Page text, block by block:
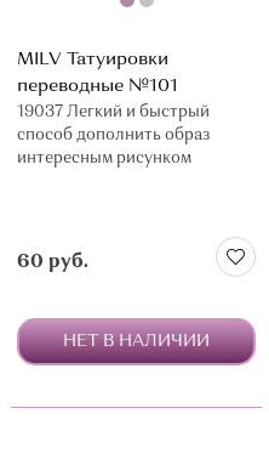
MILV Татуировки
переводные №101
19037 Легкий и быстрый
способ дополнить образ
интересным рисунком
60 руб.
НЕТ В НАЛИЧИИ